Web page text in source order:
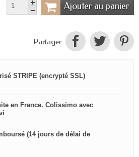
Ajouter au panier
Partager
STRIPE (encrypté SSL)
en France. Colissimo avec
(14 jours de délai de